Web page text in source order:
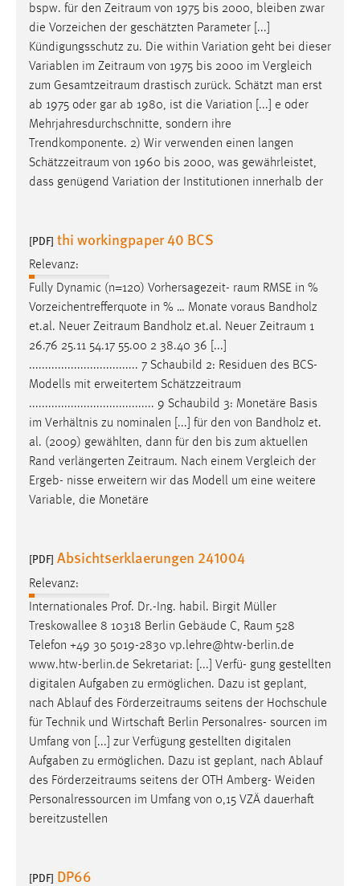
bspw. für den Zeitraum von 1975 bis 2000, bleiben zwar
die Vorzeichen der geschätzten Parameter [...]
Kündigungsschutz zu. Die within Variation geht bei dieser
Variablen im Zeitraum von 1975 bis 2000 im Vergleich
zum Gesamtzeitraum drastisch zurück. Schätzt man erst
ab 1975 oder gar ab 1980, ist die Variation [...] e oder
Mehrjahresdurchschnitte, sondern ihre
Trendkomponente. 2) Wir verwenden einen langen
Schätzzeitraum von 1960 bis 2000, was gewährleistet,
dass genügend Variation der Institutionen innerhalb der
[PDF] thi workingpaper 40 BCS
Relevanz:
Fully Dynamic (n=120) Vorhersagezeit- raum RMSE in %
Vorzeichentrefferquote in % … Monate voraus Bandholz
et.al. Neuer Zeitraum Bandholz et.al. Neuer Zeitraum 1
26.76 25.11 54.17 55.00 2 38.40 36 [...]
.................................. 7 Schaubild 2: Residuen des BCS-
Modells mit erweitertem Schätzzeitraum
....................................... 9 Schaubild 3: Monetäre Basis
im Verhältnis zu nominalen [...] für den von Bandholz et.
al. (2009) gewählten, dann für den bis zum aktuellen
Rand verlängerten Zeitraum. Nach einem Vergleich der
Ergeb- nisse erweitern wir das Modell um eine weitere
Variable, die Monetäre
[PDF] Absichtserklaerungen 241004
Relevanz:
Internationales Prof. Dr.-Ing. habil. Birgit Müller
Treskowallee 8 10318 Berlin Gebäude C, Raum 528
Telefon +49 30 5019-2830 vp.lehre@htw-berlin.de
www.htw-berlin.de Sekretariat: [...] Verfü- gung gestellten
digitalen Aufgaben zu ermöglichen. Dazu ist geplant,
nach Ablauf des Förderzeitraums seitens der Hochschule
für Technik und Wirtschaft Berlin Personalres- sourcen im
Umfang von [...] zur Verfügung gestellten digitalen
Aufgaben zu ermöglichen. Dazu ist geplant, nach Ablauf
des Förderzeitraums seitens der OTH Amberg- Weiden
Personalressourcen im Umfang von 0,15 VZÄ dauerhaft
bereitzustellen
[PDF] DP66